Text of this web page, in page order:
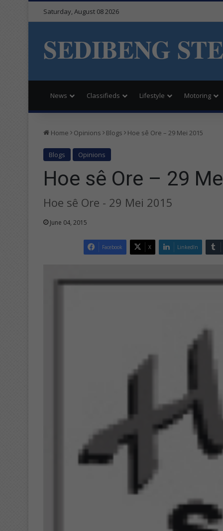
Saturday, August 08 2026
SEDIBENG
News Classifieds Lifestyle Motoring
Home Opinions Blogs Hoe sê Ore – 29 Mei 2015
Blogs Opinions
Hoe sê Ore – 29
Hoe sê Ore - 29 Mei 2015
June 04, 2015
Facebook X LinkedIn